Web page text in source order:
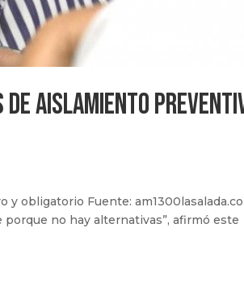
aislamiento
y obligatorio Fuente:
no hay alternativas”, afirmó este